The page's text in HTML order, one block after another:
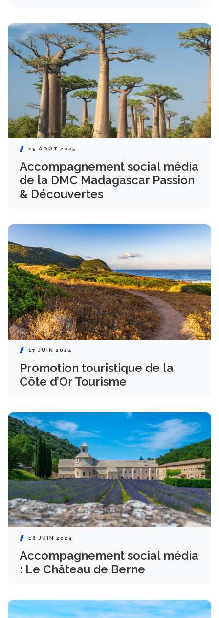
19 AOÛT 2025
Accompagnement social média
de la DMC Madagascar Passion
& Découvertes
17 JUIN 2024
Promotion touristique de la
Côte d’Or Tourisme
16 JUIN 2024
Accompagnement social média
: Le Château de Berne